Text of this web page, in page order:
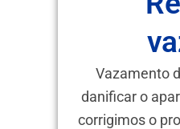
Vazamento
danificar o
corrigimos o